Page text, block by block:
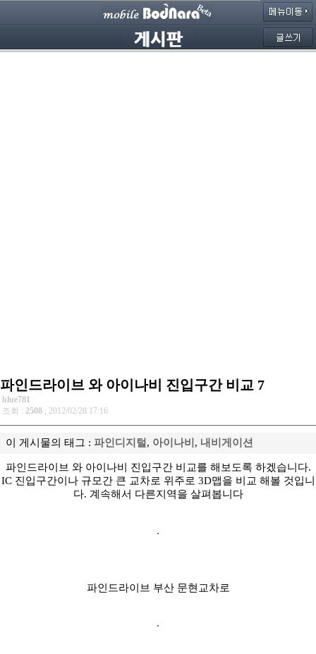
파인드라이브 와 아이나비 진입구간 비교 7
blue781
조회 : 2508 , 2012/02/28 17:16
이 게시물의 태그 : 파인디지털 , 아이나비 , 내비게이션
파인드라이브 와 아이나비 진입구간 비교를 해보도록 하겠습니다.
IC 진입구간이나 규모간 큰 교차로 위주로 3D맵을 비교 해볼 것입니
다. 계속해서 다른지역을 살펴봅니다
파인드라이브 부산 문현교차로